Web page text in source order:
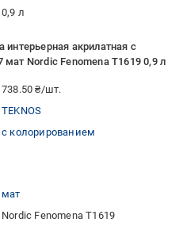
0,9 л
интерьерная акрилатная с
мат Nordic Fenomena T1619 0,9 л
738.50 ₴/шт.
TEKNOS
с колорированием
мат
Nordic Fenomena T1619